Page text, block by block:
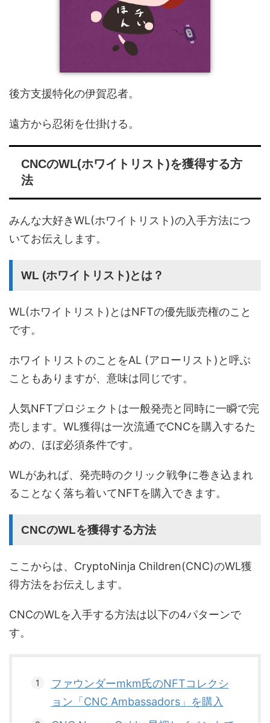
後方支援特化の伊賀忍者。
遠方から忍術を仕掛ける。
CNCのWL(ホワイトリスト)を獲得する方
法
みんな大好きWL(ホワイトリスト)の入手方法につ
いてお伝えします。
WL (ホワイトリスト)とは？
WL(ホワイトリスト)とはNFTの優先販売権のこと
です。
ホワイトリストのことをAL (アローリスト)と呼ぶ
こともありますが、意味は同じです。
人気NFTプロジェクトは一般発売と同時に一瞬で完
売します。WL獲得は一次流通でCNCを購入するた
めの、ほぼ必須条件です。
WLがあれば、発売時のクリック戦争に巻き込まれ
ることなく落ち着いてNFTを購入できます。
CNCのWLを獲得する方法
ここからは、CryptoNinja Children(CNC)のWL獲
得方法をお伝えします。
CNCのWLを入手する方法は以下の4パターンで
す。
ファウンダーmkm氏のNFTコレクシ
ョン「CNC Ambassadors」を購入